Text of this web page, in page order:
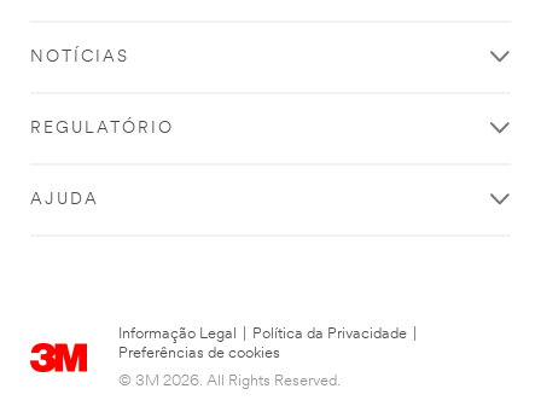
NOTÍCIAS
REGULATÓRIO
AJUDA
Informação Legal Política da Privacidade
Preferências de cookies
© 3M 2026. All Rights Reserved.